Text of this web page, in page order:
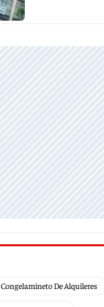
Congelamineto De Alquileres